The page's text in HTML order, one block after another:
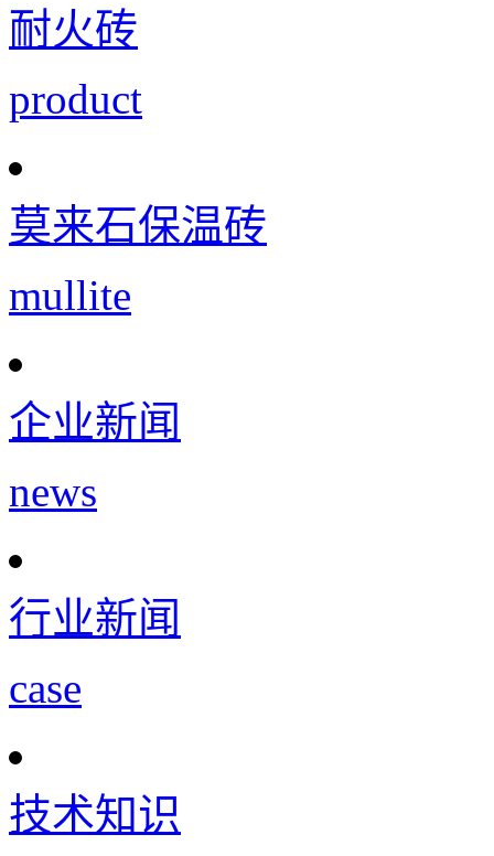
耐火砖
product
莫来石保温砖
mullite
企业新闻
news
行业新闻
case
技术知识